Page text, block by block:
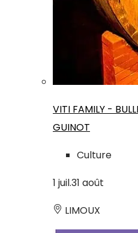
VITI FAMILY -
GUINOT
Culture
1 juil.31 août
LIMOUX